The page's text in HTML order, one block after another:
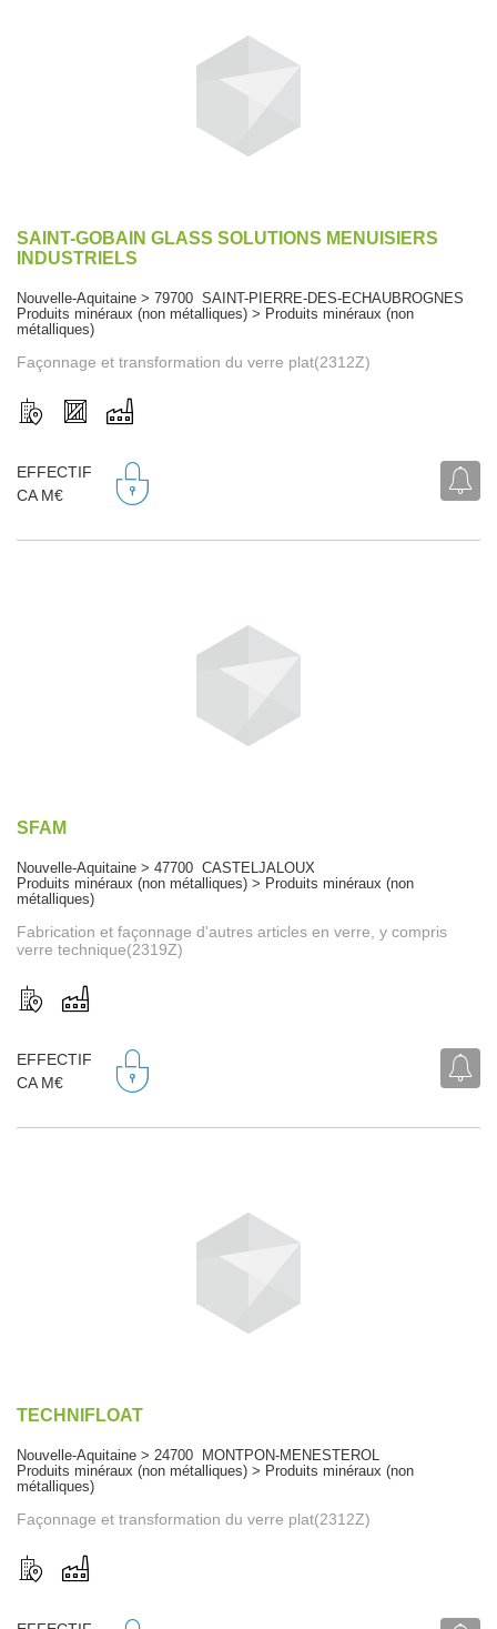
SAINT-GOBAIN GLASS SOLUTIONS MENUISIERS
INDUSTRIELS
Nouvelle-Aquitaine > 79700 SAINT-PIERRE-DES-ECHAUBROGNES
Produits minéraux (non métalliques) > Produits minéraux (non
métalliques)
Façonnage et transformation du verre plat(2312Z)
EFFECTIF
CA M€
SFAM
Nouvelle-Aquitaine > 47700 CASTELJALOUX
Produits minéraux (non métalliques) > Produits minéraux (non
métalliques)
Fabrication et façonnage d'autres articles en verre, y compris
verre technique(2319Z)
EFFECTIF
CA M€
TECHNIFLOAT
Nouvelle-Aquitaine > 24700 MONTPON-MENESTEROL
Produits minéraux (non métalliques) > Produits minéraux (non
métalliques)
Façonnage et transformation du verre plat(2312Z)